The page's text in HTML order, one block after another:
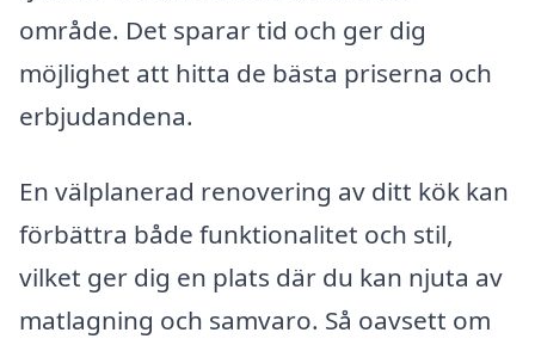
område. Det sparar tid och ger dig
möjlighet att hitta de bästa priserna och
erbjudandena.
En välplanerad renovering av ditt kök kan
förbättra både funktionalitet och stil,
vilket ger dig en plats där du kan njuta av
matlagning och samvaro. Så oavsett om